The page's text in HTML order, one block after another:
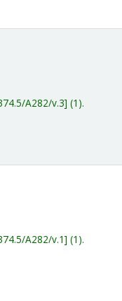
A282/v.3 (1).
A282/v.1 (1).